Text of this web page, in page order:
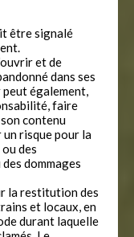
être signalé
et de
dans ses
également,
faire
contenu
un risque pour la
des
dommages
la restitution des
et locaux, en
durant laquelle